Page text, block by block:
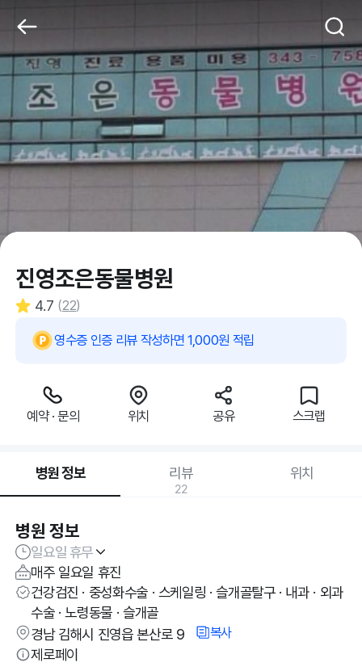
진영조은동물병원
4.7 (22)
영수증 인증 리뷰 작성하면 1,000원 적립
예약 · 문의 위치 공유 스크랩
병원 정보 리뷰
22
위치
병원 정보
일요일 휴무
매주 일요일 휴진
건강검진 · 중성화수술 · 스케일링 · 슬개골탈구 · 내과 · 외과
수술 · 노령동물 · 슬개골
경남 김해시 진영읍 본산로 9
복사
제로페이